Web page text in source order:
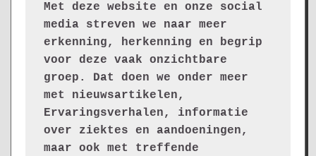
Met deze website en onze social
media streven we naar meer
erkenning, herkenning en begrip
voor deze vaak onzichtbare
groep. Dat doen we onder meer
met nieuwsartikelen,
Ervaringsverhalen, informatie
over ziektes en aandoeningen,
maar ook met treffende